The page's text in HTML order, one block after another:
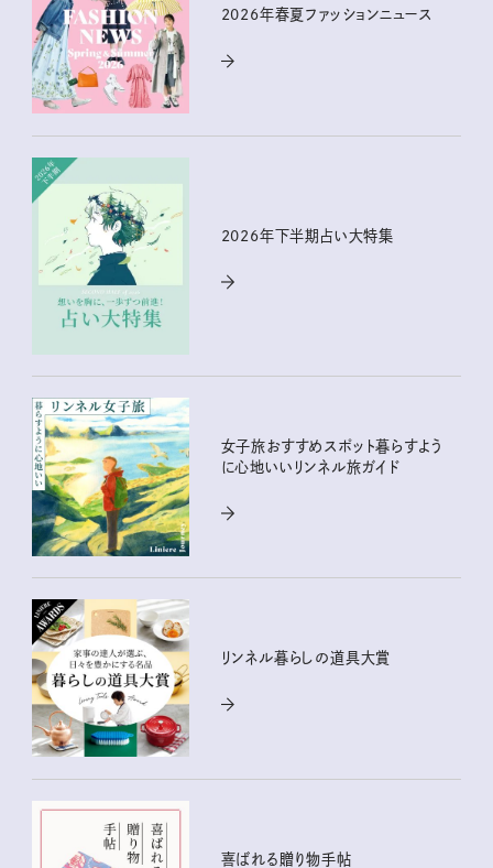
2026年春夏ファッションニュース
2026年下半期占い大特集
女子旅おすすめスポット暮らすよう
に心地いいリンネル旅ガイド
リンネル暮らしの道具大賞
喜ばれる贈り物手帖